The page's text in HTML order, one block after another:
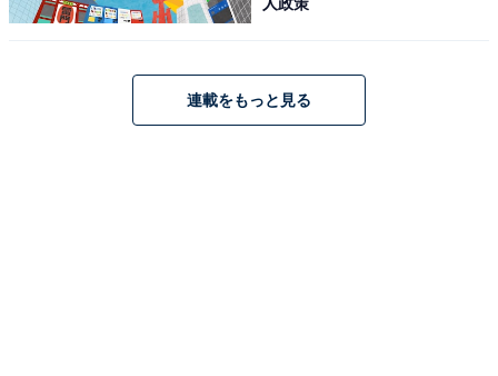
連載をもっと見る